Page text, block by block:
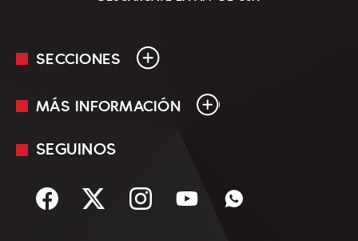
SECCIONES
En Vivo
Sociedad
MÁS INFORMACIÓN
Mediakit
Términos y condiciones
SEGUINOS